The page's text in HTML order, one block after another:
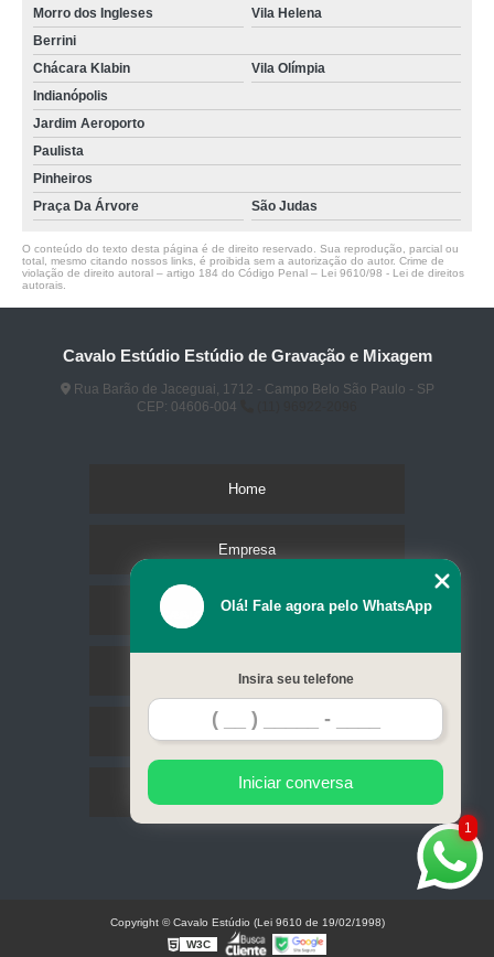
Morro dos Ingleses
Vila Helena
Berrini
Chácara Klabin
Vila Olímpia
Indianópolis
Jardim Aeroporto
Paulista
Pinheiros
Praça Da Árvore
São Judas
O conteúdo do texto desta página é de direito reservado. Sua reprodução, parcial ou
total, mesmo citando nossos links, é proibida sem a autorização do autor. Crime de
violação de direito autoral – artigo 184 do Código Penal – Lei 9610/98 - Lei de direitos
autorais
Cavalo Estúdio Estúdio de Gravação e Mixagem
Rua Barão de Jaceguai, 1712 - Campo Belo São Paulo - SP
CEP: 04606-004
Home
Empresa
Missão
Serviços
Contato
Mapa do site
1
Olá! Fale agora pelo WhatsApp
Insira seu telefone
Iniciar conversa
Copyright © Cavalo Estúdio (Lei 9610 de 19/02/1998)
W3C